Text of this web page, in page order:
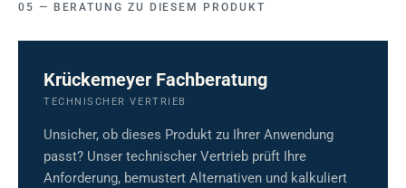
BERATUNG ZU DIESEM PRODUKT
Krückemeyer Fachberatung
TECHNISCHER VERTRIEB
Unsicher, ob dieses Produkt zu Ihrer Anwendung
passt? Unser technischer Vertrieb prüft Ihre
Anforderung, bemustert Alternativen und kalkuliert